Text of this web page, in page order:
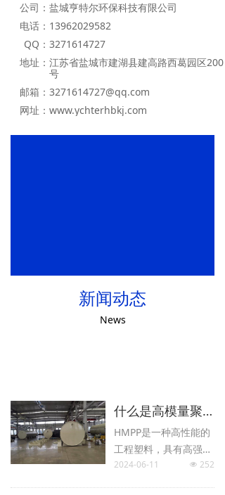
什么是高模量聚丙烯HMPP一体化泵站
HMPP是一种高性能的
工程塑料，具有高强
度、高模量、低吸水
넶 252
2024-06-11
新闻动态
News
公司： 盐城亨特尔环保科技有限公司
电话： 13962029582
QQ： 3271614727
地址： 江苏省盐城市建湖县建高路西葛园区200
号
邮箱： 3271614727@qq.com
网址： www.ychterhbkj.com